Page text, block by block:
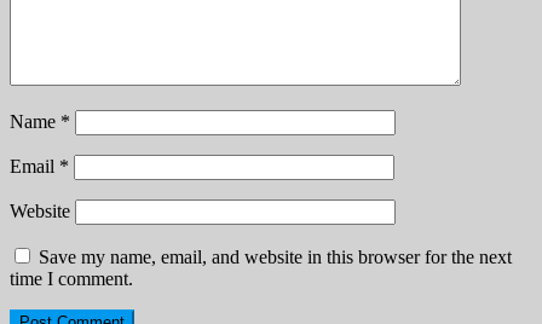
Name *
Email *
Website
Save my name, email, and website in this browser for the next
time I comment.